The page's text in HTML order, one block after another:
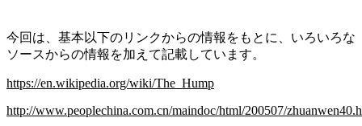
今回は、基本以下のリンクからの情報をもとに、いろいろな
ソースからの情報を加えて記載しています。
https://en.wikipedia.org/wiki/The_Hump
http://www.peoplechina.com.cn/maindoc/html/200507/